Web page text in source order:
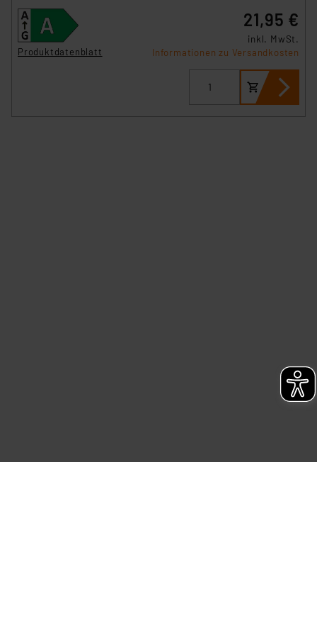
verbundenen Risiken.“
Impressum|Datenschutzerklärung
Produktdatenblatt
21,95 €
inkl. MwSt.
Informationen zu Versandkosten